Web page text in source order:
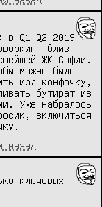
в Q1-Q2 2019
близ
ЖК Софии.
можно было
ирл конфочку,
бутират из
Уже набралось
включиться
назад
ключевых